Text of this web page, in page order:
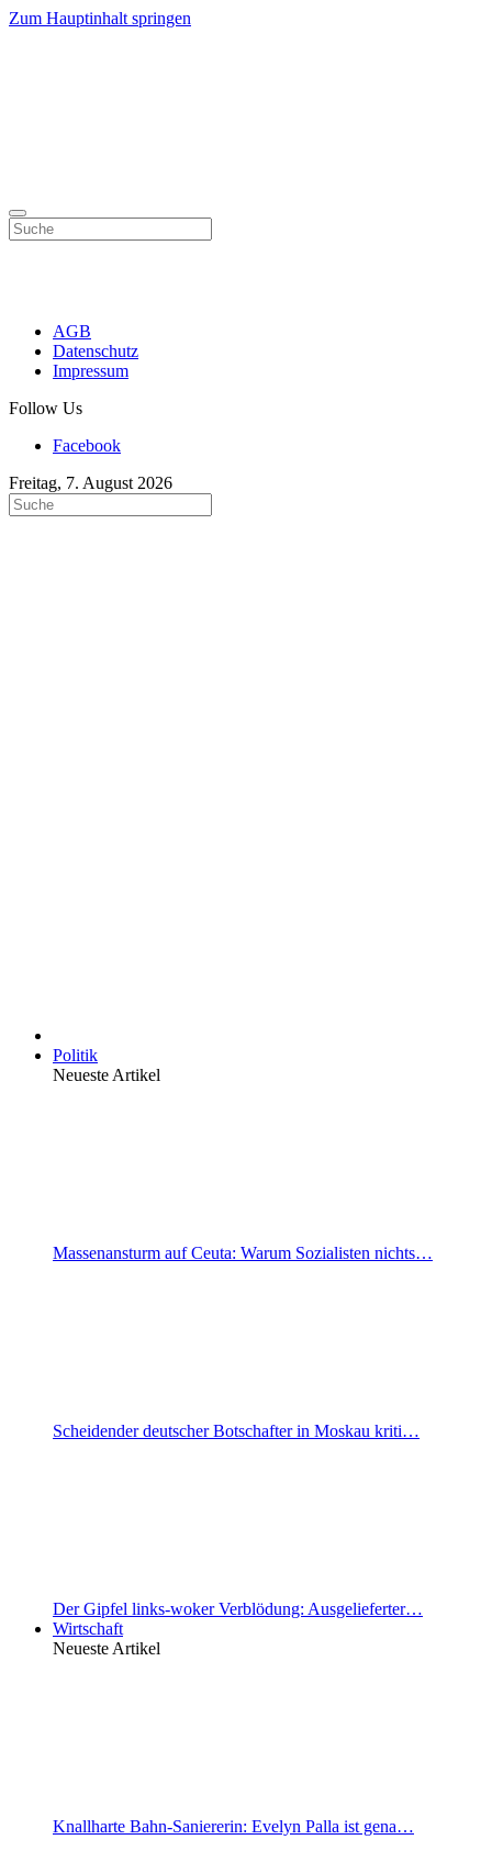
Zum Hauptinhalt springen
AGB
Datenschutz
Impressum
Follow Us
Facebook
Freitag, 7. August 2026
Politik
Neueste Artikel
Massenansturm auf Ceuta: Warum Sozialisten nichts…
Scheidender deutscher Botschafter in Moskau kriti…
Der Gipfel links-woker Verblödung: Ausgelieferter…
Wirtschaft
Neueste Artikel
Knallharte Bahn-Saniererin: Evelyn Palla ist gena…